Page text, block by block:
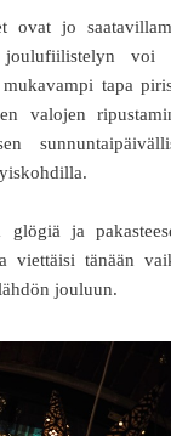
ovat jo
joulufiilistelyn voi
tapa
valojen
glögiä ja
viettäisi tänään
jouluun.